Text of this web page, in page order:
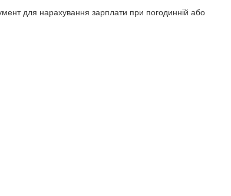
для нарахування зарплати при погодинній або